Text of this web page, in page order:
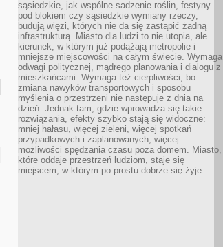
sąsiedzkie, jak wspólne sadzenie roślin, festyny
pod blokiem czy sąsiedzkie wymiany rzeczy,
budują więzi, których nie da się zastąpić żadną
infrastrukturą. Miasto dla ludzi to nie utopia, ale
kierunek, w którym już podążają metropolie i
mniejsze miejscowości na całym świecie. Wymaga
odwagi politycznej, mądrego planowania i dialogu z
mieszkańcami. Wymaga też cierpliwości, bo
zmiana nawyków transportowych i sposobu
myślenia o przestrzeni nie następuje z dnia na
dzień. Jednak tam, gdzie wprowadza się takie
rozwiązania, efekty szybko stają się widoczne:
mniej hałasu, więcej zieleni, więcej spotkań
przypadkowych i zaplanowanych, więcej
możliwości spędzania czasu poza domem. Miasto,
które oddaje przestrzeń ludziom, staje się
miejscem, w którym po prostu dobrze się żyje.